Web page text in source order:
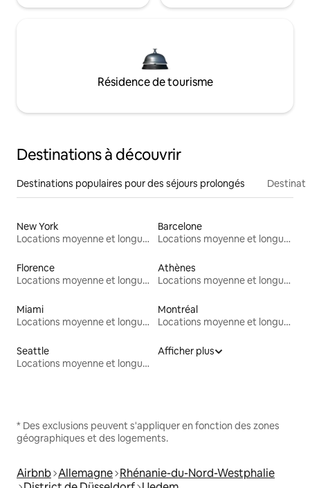
Résidence de tourisme
Destinations à découvrir
Destinations populaires pour des séjours prolongés
New York
Locations moyenne et longue durée
Barcelone
Locations moyenne et longue durée
Florence
Locations moyenne et longue durée
Athènes
Locations moyenne et longue durée
Miami
Locations moyenne et longue durée
Montréal
Locations moyenne et longue durée
Seattle
Locations moyenne et longue durée
Afficher plus
* Des exclusions peuvent s'appliquer en fonction des zones
géographiques et des logements.
Airbnb Allemagne Rhénanie-du-Nord-Westphalie